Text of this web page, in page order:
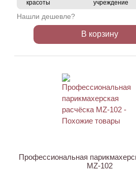
красоты
учреждение
Нашли дешевле?
В корзину
Профессиональная
MZ-102